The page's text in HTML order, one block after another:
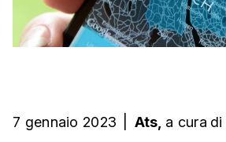
7 gennaio 2023 Ats, a cura di